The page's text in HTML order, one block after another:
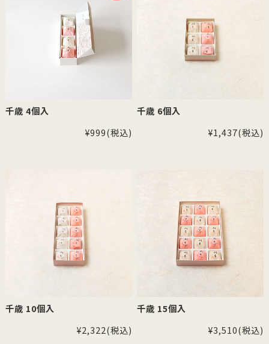
千歳 4個入
¥999(税込)
千歳 6個入
¥1,437(税込)
千歳 10個入
¥2,322(税込)
千歳 15個入
¥3,510(税込)